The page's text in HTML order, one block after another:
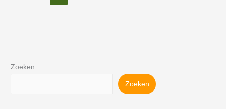
Zoeken
Zoeken